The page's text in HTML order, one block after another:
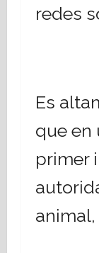
redes
Es
que en
primer